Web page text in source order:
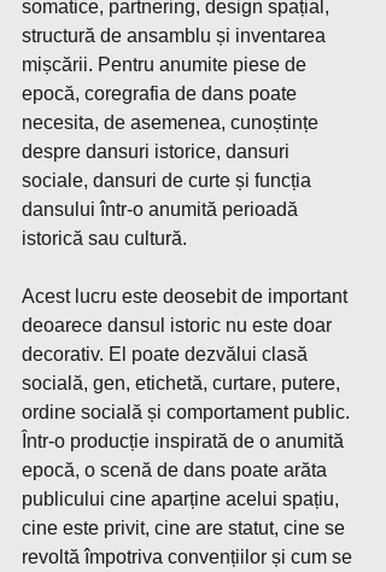
somatice, partnering, design spațial,
structură de ansamblu și inventarea
mișcării. Pentru anumite piese de
epocă, coregrafia de dans poate
necesita, de asemenea, cunoștințe
despre dansuri istorice, dansuri
sociale, dansuri de curte și funcția
dansului într-o anumită perioadă
istorică sau cultură.
Acest lucru este deosebit de important
deoarece dansul istoric nu este doar
decorativ. El poate dezvălui clasă
socială, gen, etichetă, curtare, putere,
ordine socială și comportament public.
Într-o producție inspirată de o anumită
epocă, o scenă de dans poate arăta
publicului cine aparține acelui spațiu,
cine este privit, cine are statut, cine se
revoltă împotriva convențiilor și cum se